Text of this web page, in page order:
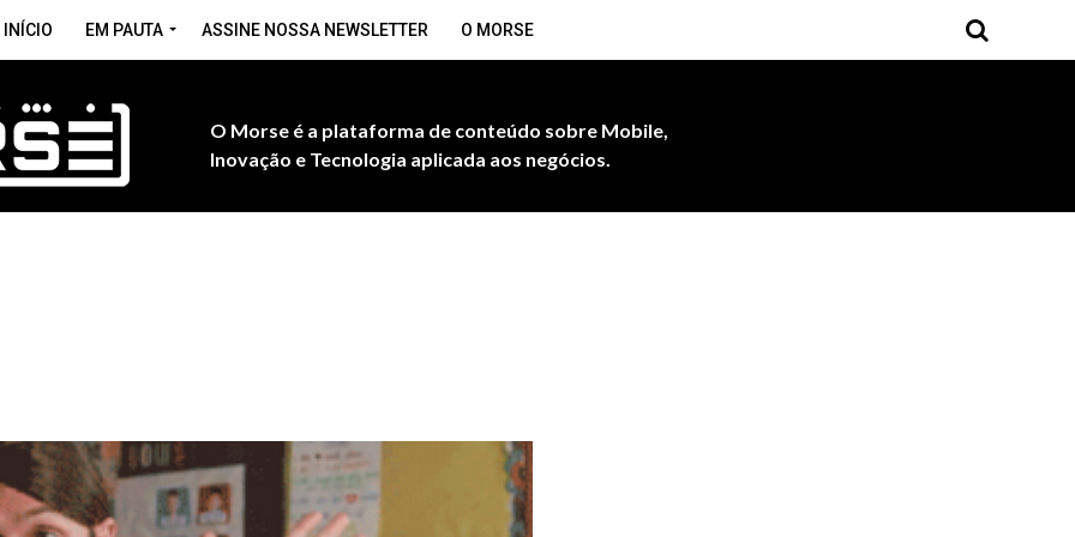
INÍCIO EM PAUTA ASSINE NOSSA NEWSLETTER O MORSE
O Morse é a plataforma de conteúdo sobre Mobile,
Inovação e Tecnologia aplicada aos negócios.